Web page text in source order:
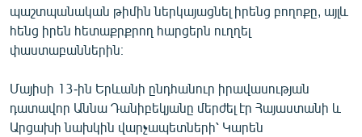
«Ազատության» բոլոր կայքերը
պաշտպանական թիմին ներկայացնել իրենց բողոքը, այլև
հենց իրեն հետաքրքրող հարցերն ուղղել
փաստաբաններին։
Մայիսի 13-ին Երևանի ընդհանուր իրավասության
դատավոր Աննա Դանիբեկյանը մերժել էր Հայաստանի և
Արցախի նախկին վարչապետների՝ Կարեն